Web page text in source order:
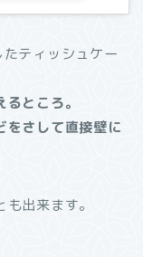
ティッシュケー
ところ。
をさして直接壁に
出来ます。